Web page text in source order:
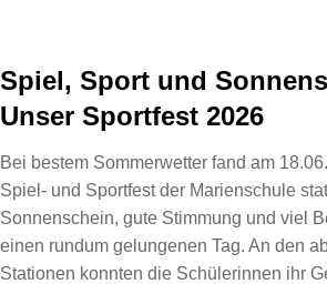
Spiel, Sport und
Unser Sportfest 2026
Bei bestem Sommerwetter fand am
Spiel- und Sportfest der Marienschule
Sonnenschein, gute Stimmung und viel
einen rundum gelungenen Tag. An den
Stationen konnten die Schülerinnen ihr